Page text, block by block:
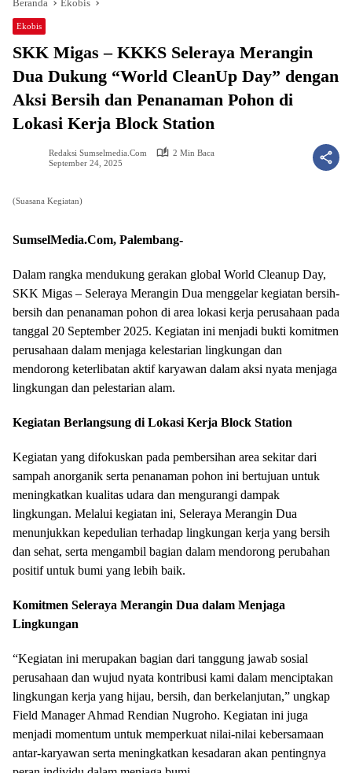
Beranda Ekobis
Ekobis
SKK Migas – KKKS Seleraya Merangin
Dua Dukung “World CleanUp Day” dengan
Aksi Bersih dan Penanaman Pohon di
Lokasi Kerja Block Station
Redaksi Sumselmedia.com
2 Min Baca
September 24, 2025
(Suasana Kegiatan)
SumselMedia.Com, Palembang-
Dalam rangka mendukung gerakan global World Cleanup Day,
SKK Migas – Seleraya Merangin Dua menggelar kegiatan bersih-
bersih dan penanaman pohon di area lokasi kerja perusahaan pada
tanggal 20 September 2025. Kegiatan ini menjadi bukti komitmen
perusahaan dalam menjaga kelestarian lingkungan dan
mendorong keterlibatan aktif karyawan dalam aksi nyata menjaga
lingkungan dan pelestarian alam.
Kegiatan Berlangsung di Lokasi Kerja Block Station
Kegiatan yang difokuskan pada pembersihan area sekitar dari
sampah anorganik serta penanaman pohon ini bertujuan untuk
meningkatkan kualitas udara dan mengurangi dampak
lingkungan. Melalui kegiatan ini, Seleraya Merangin Dua
menunjukkan kepedulian terhadap lingkungan kerja yang bersih
dan sehat, serta mengambil bagian dalam mendorong perubahan
positif untuk bumi yang lebih baik.
Komitmen Seleraya Merangin Dua dalam Menjaga
Lingkungan
“Kegiatan ini merupakan bagian dari tanggung jawab sosial
perusahaan dan wujud nyata kontribusi kami dalam menciptakan
lingkungan kerja yang hijau, bersih, dan berkelanjutan,” ungkap
Field Manager Ahmad Rendian Nugroho. Kegiatan ini juga
menjadi momentum untuk memperkuat nilai-nilai kebersamaan
antar-karyawan serta meningkatkan kesadaran akan pentingnya